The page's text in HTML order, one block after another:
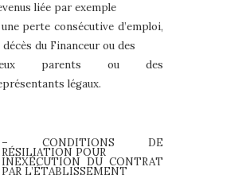
liée par exemple
perte consécutive d’emploi,
décès du Financeur ou des
parents ou des
légaux.
– CONDITIONS DE
RÉSILIATION POUR
INEXÉCUTION DU CONTRAT
PAR L’ÉTABLISSEMENT